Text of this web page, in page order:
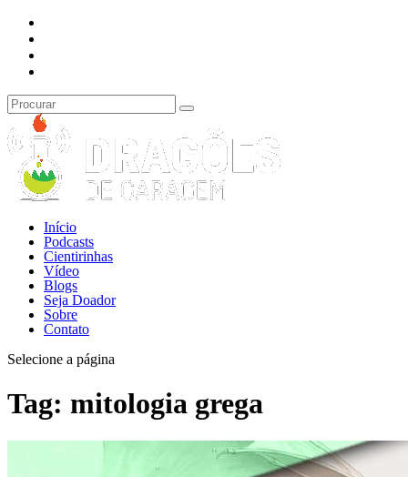
Início
Podcasts
Cientirinhas
Vídeo
Blogs
Seja Doador
Sobre
Contato
Selecione a página
Tag: mitologia grega